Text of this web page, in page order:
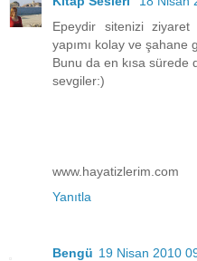
Epeydir sitenizi
yapımı kolay ve şahane
Bunu da en kısa sürede
sevgiler:)
www.hayatizlerim.com
Yanıtla
Bengü 19 Nisan 2010